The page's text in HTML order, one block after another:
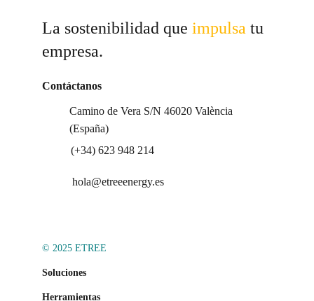
La sostenibilidad que impulsa tu
empresa.
© 2025 ETREE
Contáctanos
Camino de Vera S/N 46020 València
(España)
(+34) 623 948 214
hola@etreeenergy.es
Soluciones
Herramientas